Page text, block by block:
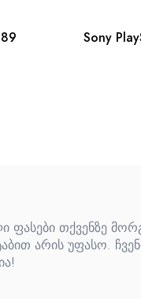
Sony
ფასები თქვენზე
არის უფასო.